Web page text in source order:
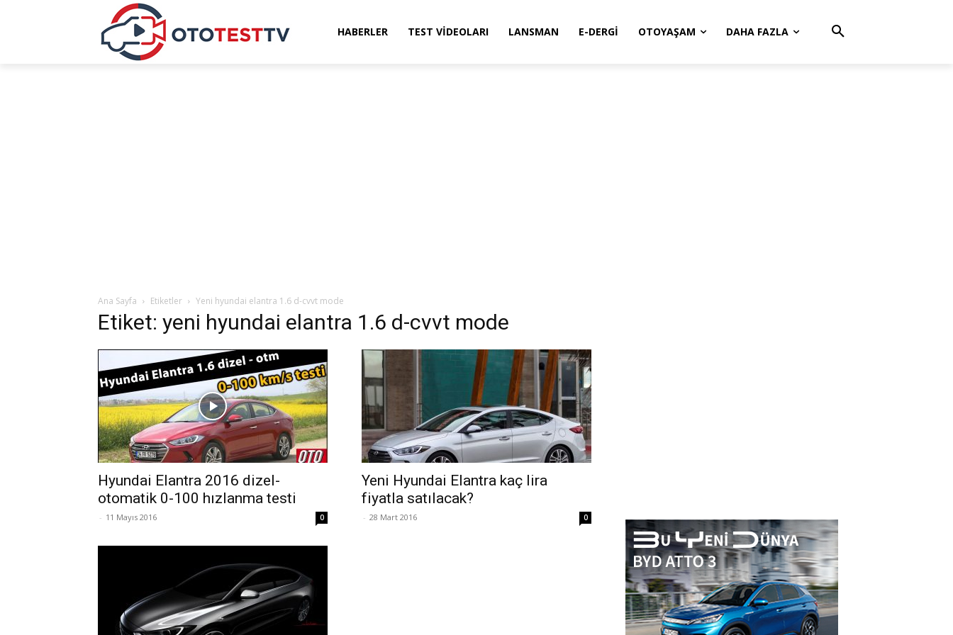
HABERLER TEST VIDEOLARI LANSMAN E-DERGI OTOYAŞAM DAHA FAZLA
Ana Sayfa Etiketler Yeni hyundai elantra 1.6 d-cvvt mode
Etiket: yeni hyundai elantra 1.6 d-cvvt mode
Hyundai Elantra 2016 dizel-
otomatik 0-100 hızlanma testi
- 11 Mayıs 2016 0
Yeni Hyundai Elantra kaç lira
fiyatla satılacak?
- 28 Mart 2016 0